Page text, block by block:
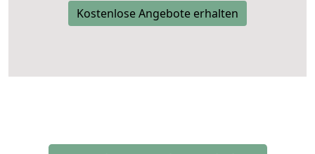
Kostenlose Angebote erhalten